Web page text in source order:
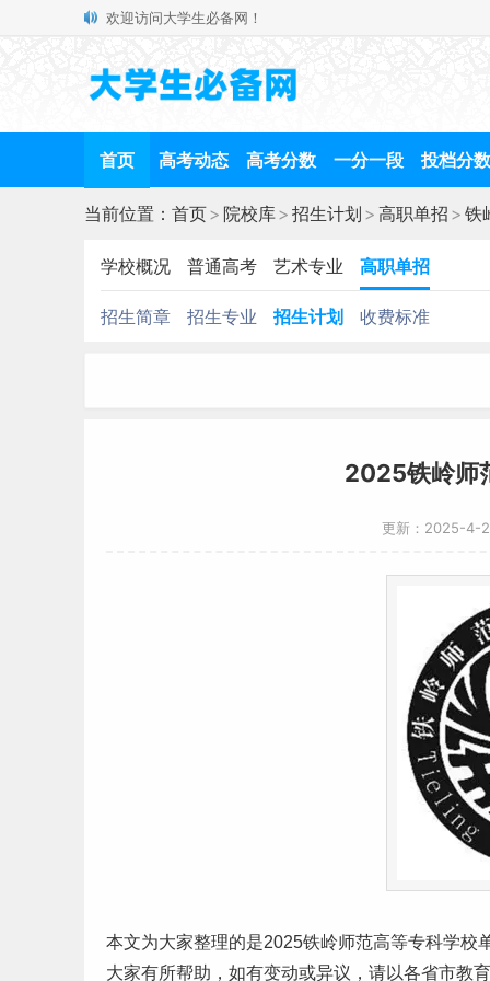
欢迎访问大学生必备网！
首页 高考动态 高考分数 一分一段 投档分数
当前位置： 首页> 院校库> 招生计划 > 高职单招 > 铁
学校概况 普通高考 艺术专业 高职单招
招生简章 招生专业 招生计划 收费标准
2025铁岭师
更新：2025-4-
本文为大家整理的是2025铁岭师范高等专科学校
大家有所帮助，如有变动或异议，请以各省市教